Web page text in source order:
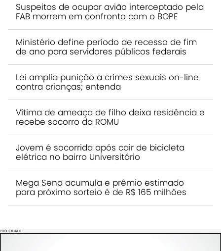
Suspeitos de ocupar avião interceptado pela
FAB morrem em confronto com o BOPE
Ministério define período de recesso de fim
de ano para servidores públicos federais
Lei amplia punição a crimes sexuais on-line
contra crianças; entenda
Vítima de ameaça de filho deixa residência e
recebe socorro da ROMU
Jovem é socorrida após cair de bicicleta
elétrica no bairro Universitário
Mega Sena acumula e prêmio estimado
para próximo sorteio é de R$ 165 milhões
PUBLICIDADE